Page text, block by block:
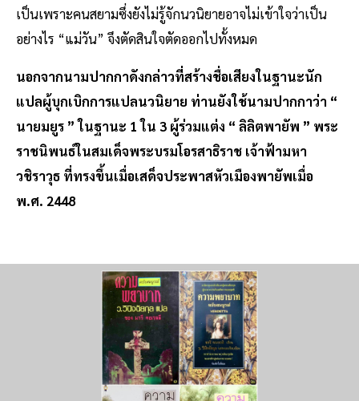
เป็นเพราะคนสยามซึ่งยังไม่รู้จักนวนิยายอาจไม่เข้าใจว่าเป็น
อย่างไร “แม่วัน” จึงตัดสินใจตัดออกไปทั้งหมด
นอกจากนามปากกาดังกล่าวที่สร้างชื่อเสียงในฐานะนัก
แปลผู้บุกเบิกการแปลนวนิยาย ท่านยังใช้นามปากกาว่า “
นายมยูร ” ในฐานะ 1 ใน 3 ผู้ร่วมแต่ง “ ลิลิตพายัพ ” พระ
ราชนิพนธ์ในสมเด็จพระบรมโอรสาธิราช เจ้าฟ้ามหา
วชิราวุธ ที่ทรงขึ้นเมื่อเสด็จประพาสหัวเมืองพายัพเมื่อ
พ.ศ. 2448